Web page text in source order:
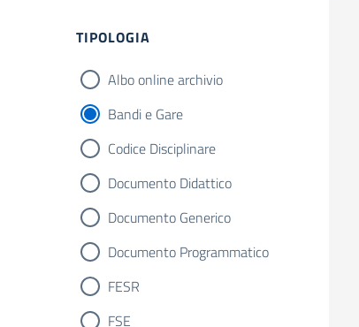
TIPOLOGIA
Albo online archivio
Bandi e Gare
Codice Disciplinare
Documento Didattico
Documento Generico
Documento Programmatico
FESR
FSE